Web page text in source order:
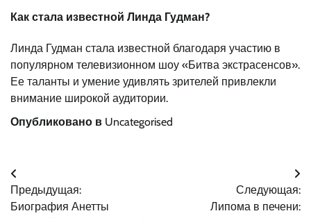
Как стала известной Линда Гудман?
Линда Гудман стала известной благодаря участию в
популярном телевизионном шоу «Битва экстрасенсов».
Ее таланты и умение удивлять зрителей привлекли
внимание широкой аудитории.
Опубликовано в Uncategorised
Навигация
по
Предыдущая:
Биография Анетты
Следующая:
Липома в печени: